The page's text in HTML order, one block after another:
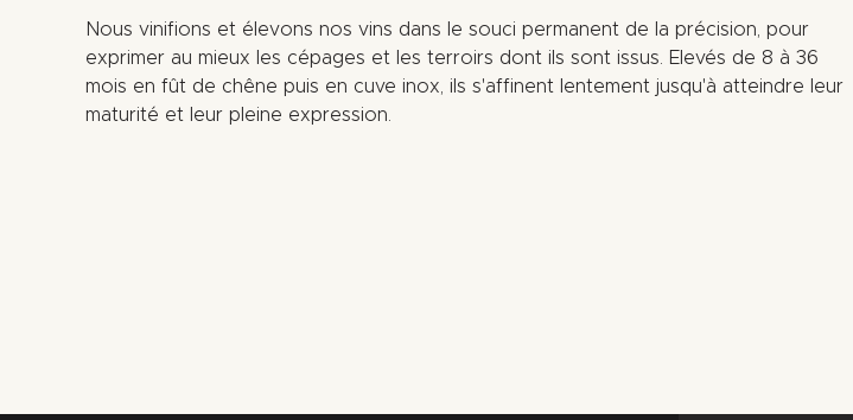
Nous vinifions et élevons nos vins dans le souci permanent de la précision, pour
exprimer au mieux les cépages et les terroirs dont ils sont issus. Elevés de 8 à 36
mois en fût de chêne puis en cuve inox, ils s'affinent lentement jusqu'à atteindre leur
maturité et leur pleine expression.